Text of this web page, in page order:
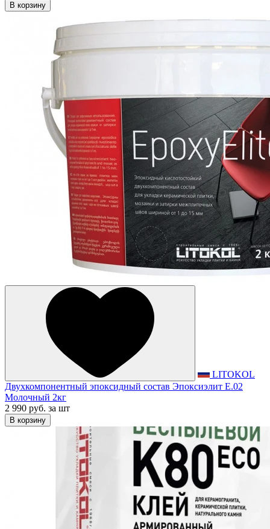
В корзину
LITOKOL
Двухкомпонентный эпоксидный состав Эпоксиэлит E.02
Молочный 2кг
2 990 руб. за шт
В корзину